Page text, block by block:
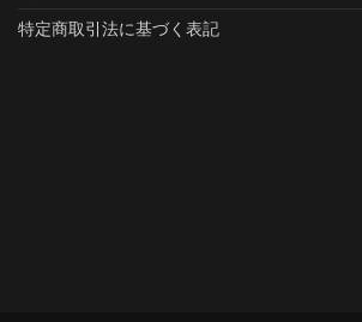
特定商取引法に基づく表記